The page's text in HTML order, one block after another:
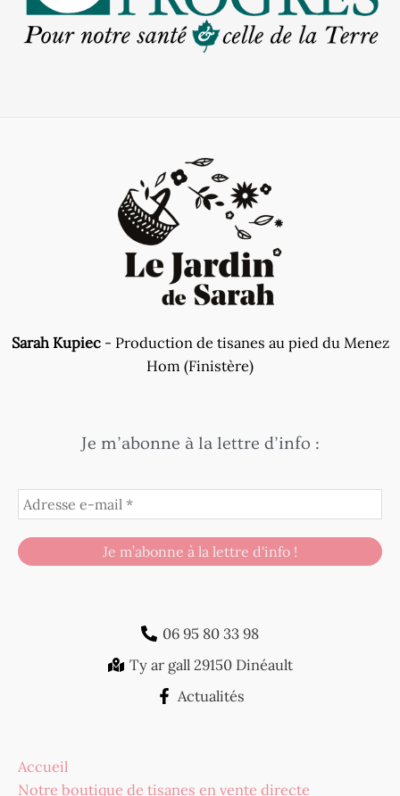
Sarah Kupiec- Production de tisanes au pied du Menez
Hom (Finistère)
Je m’abonne à la lettre d’info :
06 95 80 33 98
Ty ar gall 29150 Dinéault
Actualités
Accueil
Notre boutique de tisanes en vente directe